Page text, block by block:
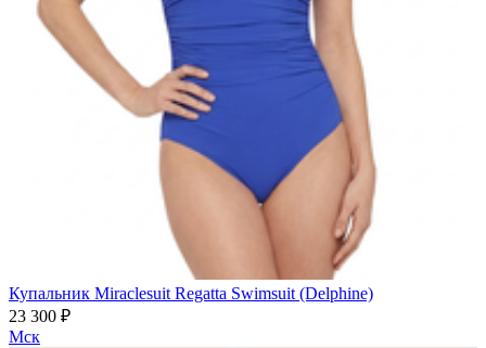
Купальник Miraclesuit Regatta Swimsuit (Delphine)
23 300 ₽
Мск